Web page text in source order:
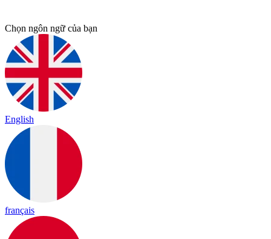
Chọn ngôn ngữ của bạn
English
français